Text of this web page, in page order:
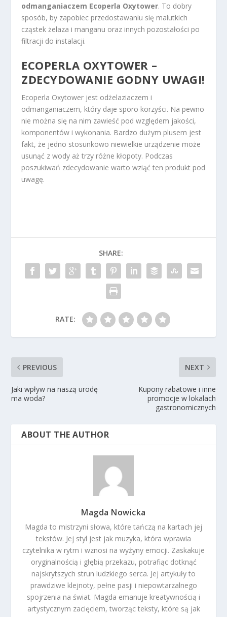
odmanganiaczem Ecoperla Oxytower. To dobry
sposób, by zapobiec przedostawaniu się malutkich
cząstek żelaza i manganu oraz innych pozostałości po
filtracji do instalacji.
ECOPERLA OXYTOWER –
ZDECYDOWANIE GODNY UWAGI!
Ecoperla Oxytower jest odżelaziaczem i
odmanganiaczem, który daje sporo korzyści. Na pewno
nie można się na nim zawieść pod względem jakości,
komponentów i wykonania. Bardzo dużym plusem jest
fakt, że jedno stosunkowo niewielkie urządzenie może
usunąć z wody aż trzy różne kłopoty. Podczas
poszukiwań zdecydowanie warto wziąć ten produkt pod
uwagę.
SHARE:
RATE:
PREVIOUS
Jaki wpływ na naszą urodę
ma woda?
NEXT
Kupony rabatowe i inne
promocje w lokalach
gastronomicznych
ABOUT THE AUTHOR
Magda Nowicka
Magda to mistrzyni słowa, które tańczą na kartach jej
tekstów. Jej styl jest jak muzyka, która wprawia
czytelnika w rytm i wznosi na wyżyny emocji. Zaskakuje
oryginalnością i głębią przekazu, potrafiąc dotknąć
najskrytszych strun ludzkiego serca. Jej artykuły to
prawdziwe klejnoty, pełne pasji i niepowtarzalnego
spojrzenia na świat. Magda emanuje kreatywnością i
artystycznym zacięciem, tworząc teksty, które są jak